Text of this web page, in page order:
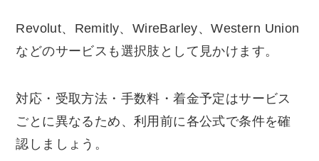
Revolut、Remitly、WireBarley、Western Union
などのサービスも選択肢として見かけます。
対応・受取方法・手数料・着金予定はサービス
ごとに異なるため、利用前に各公式で条件を確
認しましょう。